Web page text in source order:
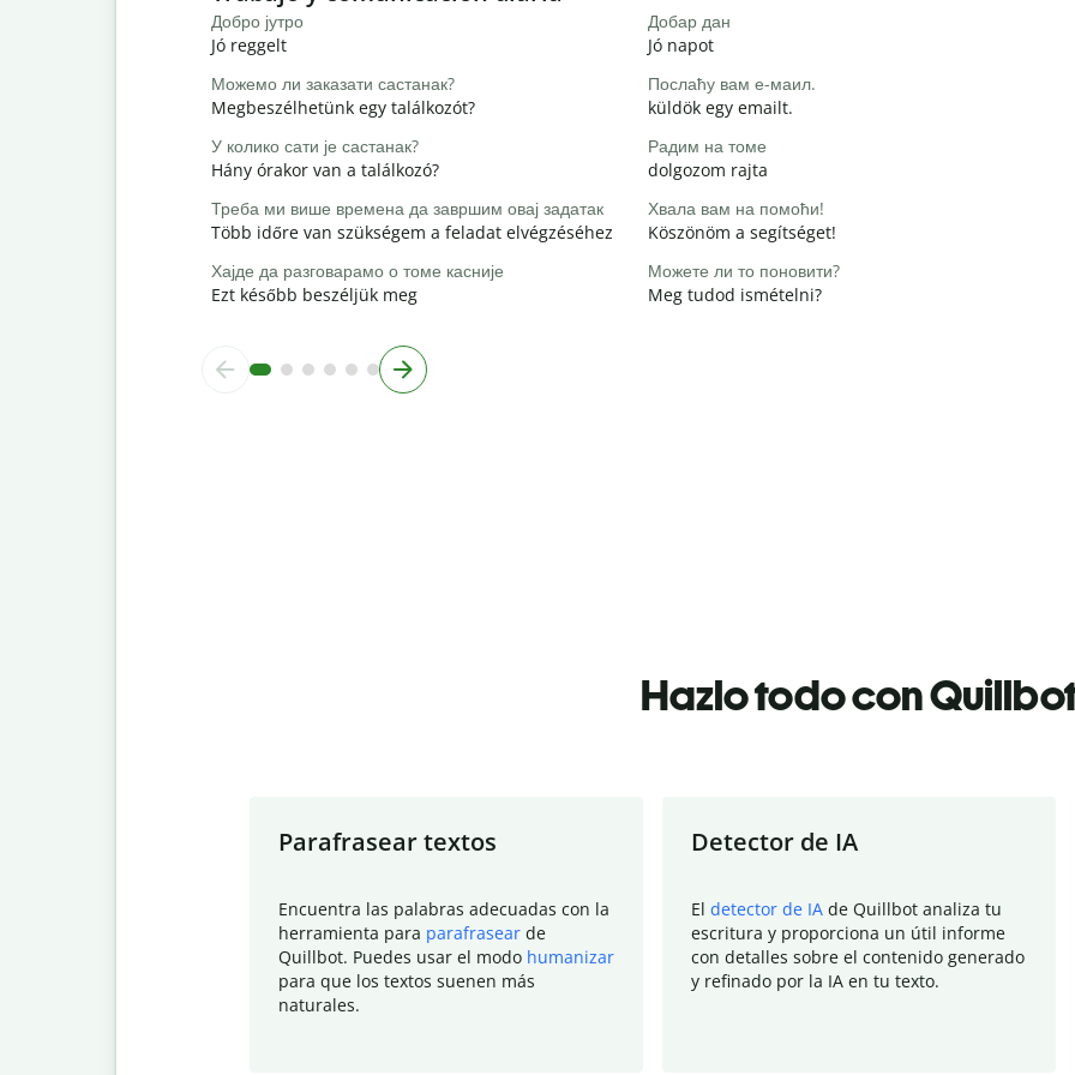
Добро јутро
Jó reggelt
Добар дан
Jó napot
Можемо ли заказати састанак?
Megbeszélhetünk egy találkozót?
Послаћу вам е-маил.
küldök egy emailt.
У колико сати је састанак?
Hány órakor van a találkozó?
Радим на томе
dolgozom rajta
Треба ми више времена да завршим овај задатак
Több időre van szükségem a feladat elvégzéséhez
Хвала вам на помоћи!
Köszönöm a segítséget!
Хајде да разговарамо о томе касније
Ezt később beszéljük meg
Можете ли то поновити?
Meg tudod ismételni?
Hazlo todo con
Parafrasear textos
Encuentra las palabras adecuadas con la
herramienta para parafrasear de
Quillbot. Puedes usar el modo humanizar
para que los textos suenen más
naturales.
Detector de IA
El detector de IA de Quillbot analiza tu
escritura y proporciona un útil informe
con detalles sobre el contenido generado
y refinado por la IA en tu texto.